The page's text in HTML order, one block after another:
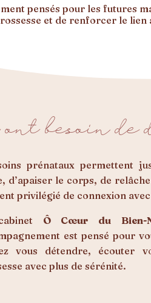
pensés pour les futures
et de renforcer le lien
besoin de
prénataux permettent
d’apaiser le corps, de
privilégié de connexion
Ô Cœur du Bien-
est pensé pour
vous détendre, écouter
avec plus de sérénité.